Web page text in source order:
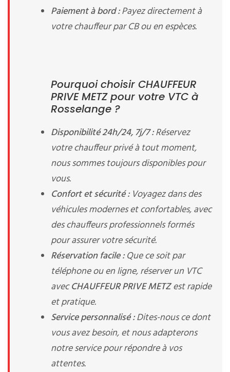
Paiement à bord :Payez directement à
votre chauffeur par CB ou en espèces.
Pourquoi choisir CHAUFFEUR
PRIVE METZ pour votre VTC à
Rosselange ?
Disponibilité 24h/24, 7j/7 :Réservez
votre chauffeur privé à tout moment,
nous sommes toujours disponibles pour
vous.
Confort et sécurité :Voyagez dans des
véhicules modernes et confortables, avec
des chauffeurs professionnels formés
pour assurer votre sécurité.
Réservation facile :Que ce soit par
téléphone ou en ligne, réserver un VTC
avecCHAUFFEUR PRIVE METZest rapide
et pratique.
Service personnalisé :Dites-nous ce dont
vous avez besoin, et nous adapterons
notre service pour répondre à vos
attentes.